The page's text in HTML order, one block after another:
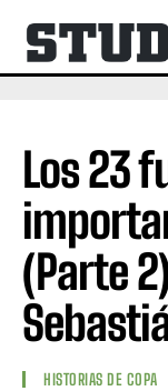
Los 23
(Parte
HISTORIAS DE COPA